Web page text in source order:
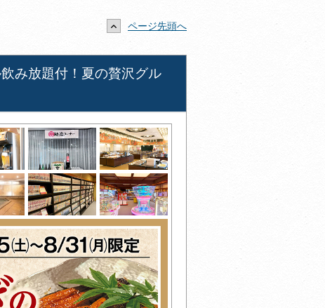
ページ先頭へ
み放題付！夏の贅沢グル